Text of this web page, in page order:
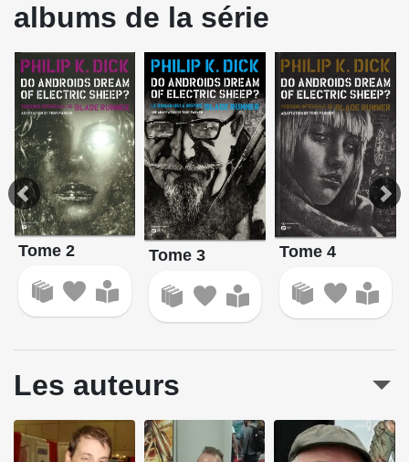
albums de la série
Tome 2 Tome 3 Tome 4
Les auteurs